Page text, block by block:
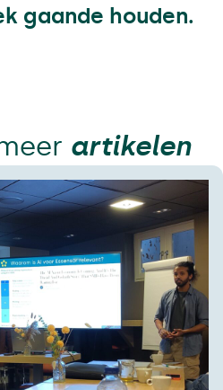
gaande houden.
artikelen